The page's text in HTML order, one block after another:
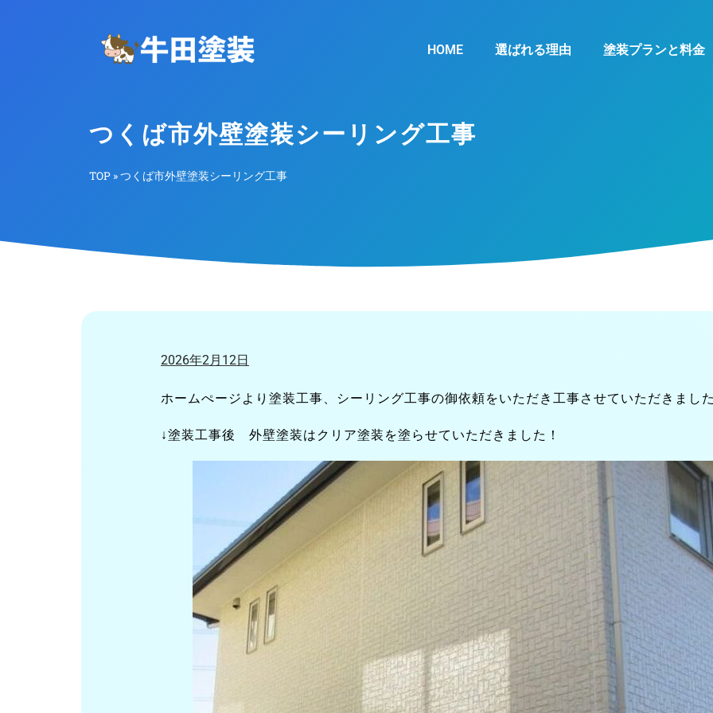
HOME 選ばれる理由 塗装プランと料金
つくば市外壁塗装シーリング工事
TOP »つくば市外壁塗装シーリング工事
2026年2月12日
ホームぺージより塗装工事、シーリング工事の御依頼をいただき工事させていただきまし
↓塗装工事後 外壁塗装はクリア塗装を塗らせていただきました！